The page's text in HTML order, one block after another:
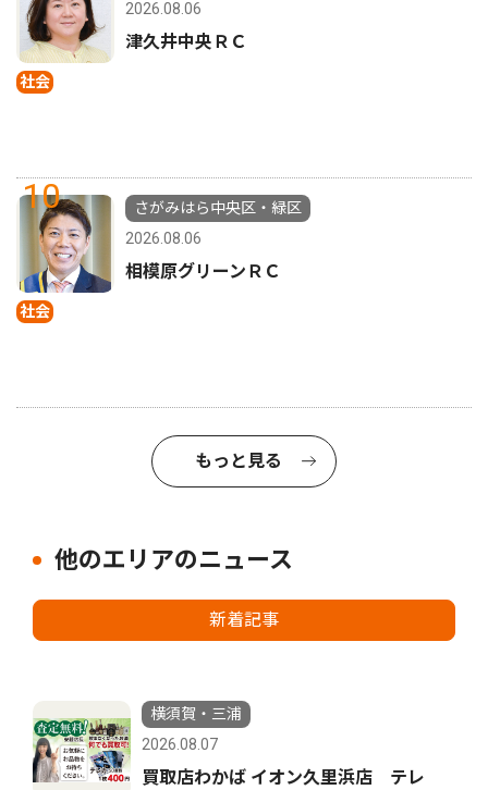
社会
2026.08.06
津久井中央ＲＣ
10
社会
さがみはら中央区・緑区
2026.08.06
相模原グリーンＲＣ
もっと見る
他のエリアのニュース
新着記事
横須賀・三浦
2026.08.07
買取店わかば イオン久里浜店 テレ